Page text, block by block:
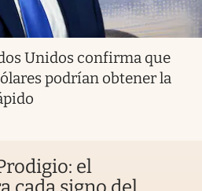
Unidos confirma que
podrían obtener la
el